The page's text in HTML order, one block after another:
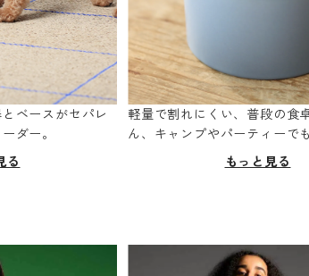
ベースがセパレ
ダー。
る
軽量で割れにくい、普段の食
ん、キャンプやパーティーで
もっと見る